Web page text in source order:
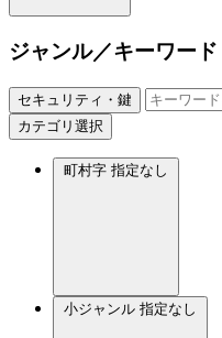
ジャンル／キーワード
セキュリティ・鍵
カテゴリ選択
町村字 指定なし
小ジャンル 指定なし